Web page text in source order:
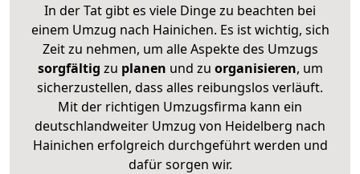
In der Tat gibt es viele Dinge zu beachten bei
einem Umzug nach Hainichen. Es ist wichtig, sich
Zeit zu nehmen, um alle Aspekte des Umzugs
sorgfältig zu planen und zu organisieren, um
sicherzustellen, dass alles reibungslos verläuft.
Mit der richtigen Umzugsfirma kann ein
deutschlandweiter Umzug von Heidelberg nach
Hainichen erfolgreich durchgeführt werden und
dafür sorgen wir.